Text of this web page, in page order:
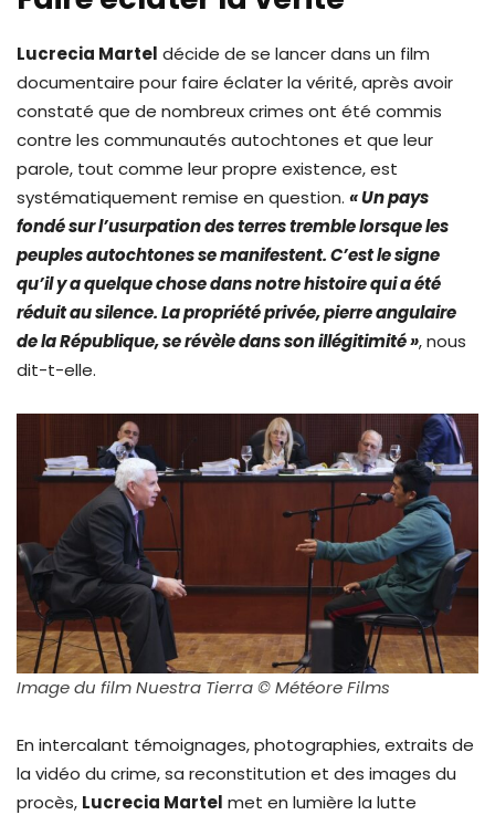
Lucrecia Martel décide de se lancer dans un film
documentaire pour faire éclater la vérité, après avoir
constaté que de nombreux crimes ont été commis
contre les communautés autochtones et que leur
parole, tout comme leur propre existence, est
systématiquement remise en question. « Un pays
fondé sur l’usurpation des terres tremble lorsque les
peuples autochtones se manifestent. C’est le signe
qu’il y a quelque chose dans notre histoire qui a été
réduit au silence. La propriété privée, pierre angulaire
de la République, se révèle dans son illégitimité », nous
dit-t-elle.
Image du film Nuestra Tierra © Météore Films
En intercalant témoignages, photographies, extraits de
la vidéo du crime, sa reconstitution et des images du
procès, Lucrecia Martel met en lumière la lutte